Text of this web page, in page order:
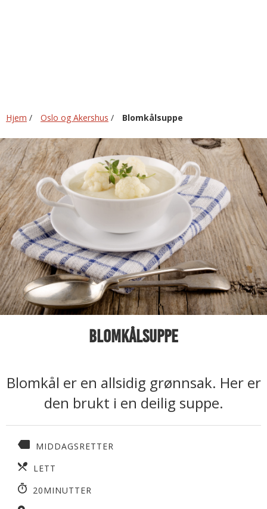
Hjem / Oslo og Akershus / Blomkålsuppe
Blomkålsuppe
Blomkål er en allsidig grønnsak. Her er
den brukt i en deilig suppe.
MIDDAGSRETTER
LETT
20MINUTTER